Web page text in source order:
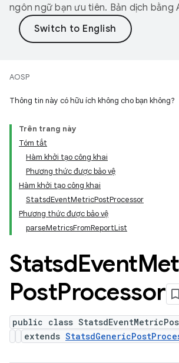
ngôn ngữ bạn ưu tiên. Bản dịch bằng
AOSP
Thông tin này có hữu ích không cho bạn không?
Trên trang này
Tóm tắt
Hàm khởi tạo công khai
Phương thức được bảo vệ
Hàm khởi tạo công khai
StatsdEventMetricPostProcessor
Phương thức được bảo vệ
parseMetricsFromReportList
StatsdEvent
PostProcessor
public class
extends